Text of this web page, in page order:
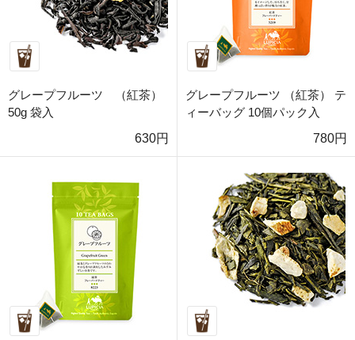
グレープフルーツ （紅茶）
50g 袋入
630円
グレープフルーツ （紅茶） テ
ィーバッグ 10個パック入
780円